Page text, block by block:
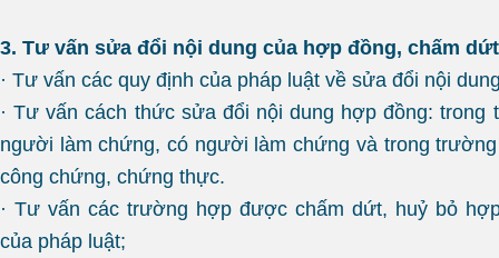
3. Tư vấn sửa đổi nội dung của hợp đồng, chấm
· Tư vấn các quy định của pháp luật về sửa đổi nội
· Tư vấn cách thức sửa đổi nội dung hợp đồng: trong
người làm chứng, có người làm chứng và trong
công chứng, chứng thực.
· Tư vấn các trường hợp được chấm dứt, huỷ bỏ
của pháp luật;